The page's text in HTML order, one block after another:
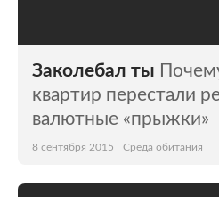
Заколебал ты
квартир перестали
валютные «прыжки»
8 сентября 2015 Среда обитания